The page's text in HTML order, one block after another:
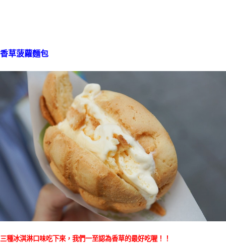
香草菠蘿麵包
三種冰淇淋口味吃下來，我們一至認為香草的最好吃喔！！